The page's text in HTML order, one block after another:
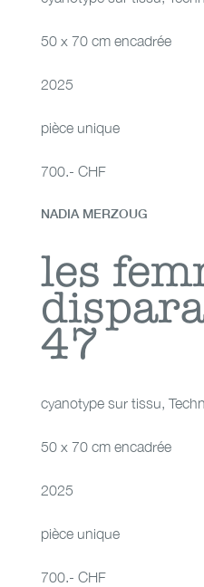
50 x 70 cm encadrée
2025
pièce unique
700.- CHF
les
NADIA MERZOUG
les
47
cyanotype sur tissu,
50 x 70 cm encadrée
2025
pièce unique
700.- CHF